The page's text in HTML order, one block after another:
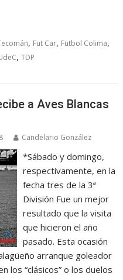
, Fut Car, Futbol Colima,
,TDP
a Aves Blancas
Candelario González
*Sábado y domingo,
respectivamente, en la
fecha tres de la 3ª
División Fue un mejor
resultado que la visita
que hicieron el año
pasado. Esta ocasión
arranque goleador
los “clásicos” o los duelos